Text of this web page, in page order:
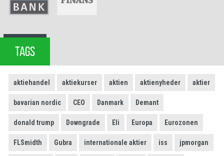
TAGS
aktiehandel aktiekurser aktien aktienyheder aktier
bavarian nordic CEO Danmark Demant
donald trump Downgrade Eli Europa Eurozonen
FLSmidth Gubra internationale aktier iss jpmorgan